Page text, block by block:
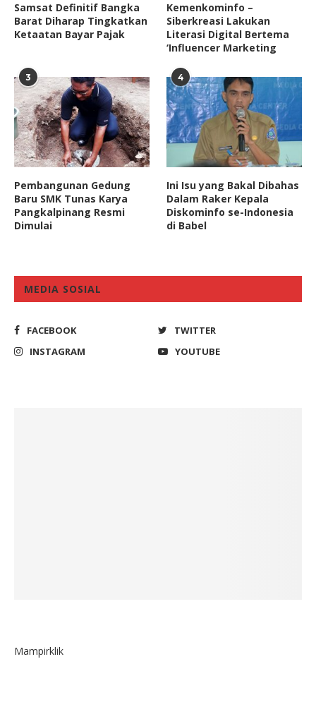
Samsat Definitif Bangka
Barat Diharap Tingkatkan
Ketaatan Bayar Pajak
Kemenkominfo –
Siberkreasi Lakukan
Literasi Digital Bertema
‘Influencer Marketing
3
Pembangunan Gedung
Baru SMK Tunas Karya
Pangkalpinang Resmi
Dimulai
4
Ini Isu yang Bakal Dibahas
Dalam Raker Kepala
Diskominfo se-Indonesia
di Babel
MEDIA SOSIAL
FACEBOOK
TWITTER
INSTAGRAM
YOUTUBE
Mampirklik